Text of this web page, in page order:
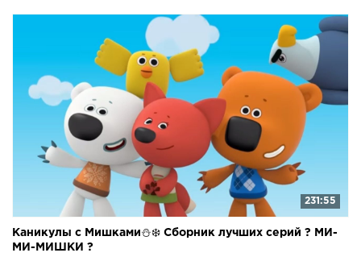
231:55
Каникулы с Мишками⛄❄️ Сборник лучших серий ? МИ-
МИ-МИШКИ ?